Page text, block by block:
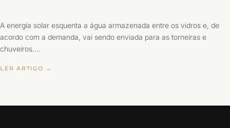
A energia solar esquenta a água armazenada entre os vidros e, de
acordo com a demanda, vai sendo enviada para as torneiras e
chuveiros.…
LER ARTIGO →